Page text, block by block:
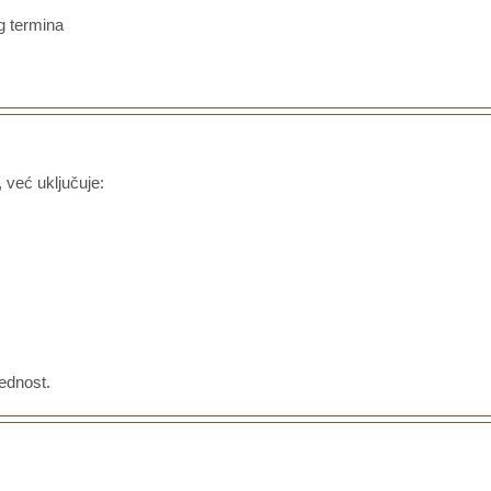
termina
već uključuje: